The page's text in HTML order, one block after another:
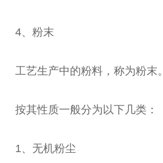
4、粉末
工艺生产中的粉料，称为粉末。
按其性质一般分为以下几类：
1、无机粉尘